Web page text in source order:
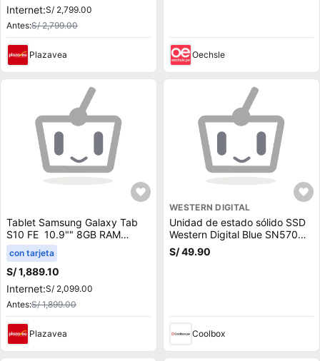
Internet:S/ 2,799.00
Antes:S/ 2,799.00
Plazavea Oechsle
Tablet Samsung Galaxy Tab
S10 FE 10.9"" 8GB RAM
128GB Gris
con tarjeta
S/ 1,889.10
Internet:S/ 2,099.00
Antes:S/ 1,899.00
Plazavea
WESTERN DIGITAL
Unidad de estado sólido SSD
Western Digital Blue SN570
500GB, M.2, NVMe, PCIe 3.0
S/ 49.90
Coolbox